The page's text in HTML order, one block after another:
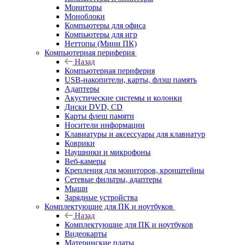
Мониторы
Моноблоки
Компьютеры для офиса
Компьютеры для игр
Неттопы (Мини ПК)
Компьютерная периферия
Назад
Компьютерная периферия
USB-накопители, карты, флэш память
Адаптеры
Акустические системы и колонки
Диски DVD, CD
Карты флеш памяти
Носители информации
Клавиатуры и аксессуары для клавиатур
Коврики
Наушники и микрофоны
Веб-камеры
Крепления для мониторов, кронштейны
Сетевые фильтры, адаптеры
Мыши
Зарядные устройства
Комплектующие для ПК и ноутбуков
Назад
Комплектующие для ПК и ноутбуков
Видеокарты
Материнские платы